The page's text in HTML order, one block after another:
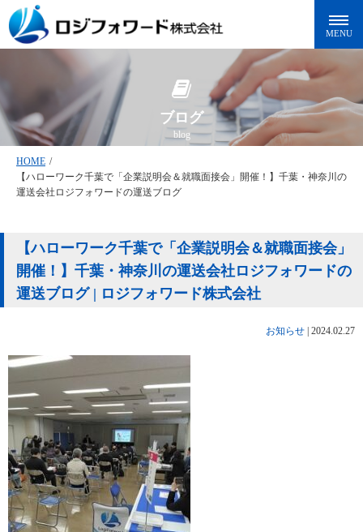
ブログ
blog
HOME /
【ハローワーク千葉で「企業説明会＆就職面接会」開催！】千葉・神奈川の
運送会社ロジフォワードの運送ブログ
【ハローワーク千葉で「企業説明会＆就職面接会」
開催！】千葉・神奈川の運送会社ロジフォワードの
運送ブログ | ロジフォワード株式会社
お知らせ 2024.02.27